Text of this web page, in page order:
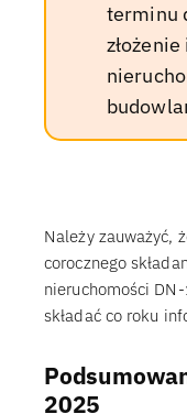
terminu
Należy zauważyć,
corocznego
nieruchomości
składać co roku
2025